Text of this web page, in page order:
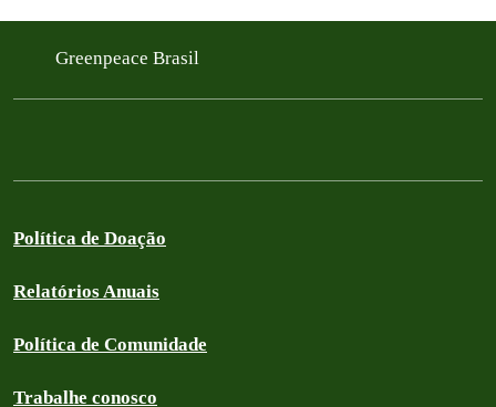
Greenpeace Brasil
Política de Doação
Relatórios Anuais
Política de Comunidade
Trabalhe conosco